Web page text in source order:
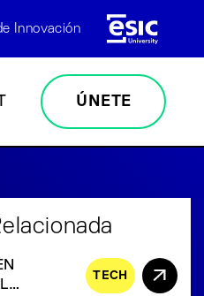
Innovación
ÚNETE
TECH